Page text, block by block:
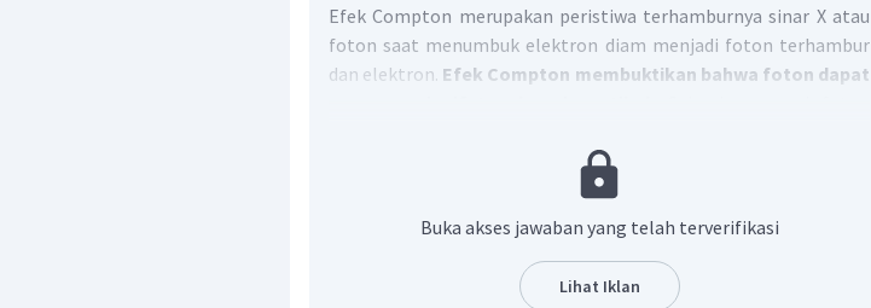
Efek Compton merupakan peristiwa terhamburnya sinar X atau
foton saat menumbuk elektron diam menjadi foton terhambur
dan elektron. Efek Compton membuktikan bahwa foton dapat
kinetik untuk bergerak sehingga panjang gelombang foton yang
terhambur menjadi lebih besar daripada panjang gelombang
Buka akses jawaban yang telah terverifikasi
Lihat Iklan